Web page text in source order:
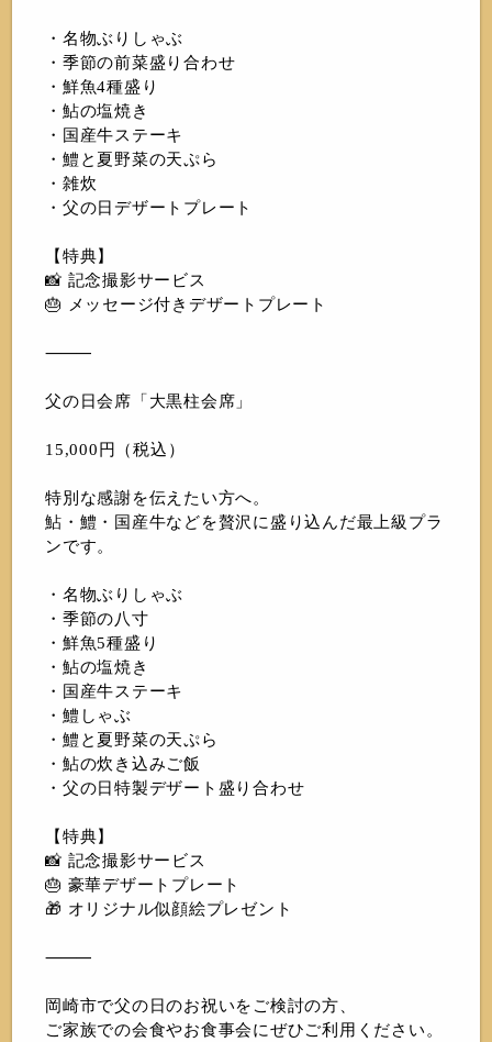
・名物ぶりしゃぶ
・季節の前菜盛り合わせ
・鮮魚4種盛り
・鮎の塩焼き
・国産牛ステーキ
・鱧と夏野菜の天ぷら
・雑炊
・父の日デザートプレート
【特典】
📸 記念撮影サービス
🎂 メッセージ付きデザートプレート
⸻
父の日会席「大黒柱会席」
15,000円（税込）
特別な感謝を伝えたい方へ。
鮎・鱧・国産牛などを贅沢に盛り込んだ最上級プラ
ンです。
・名物ぶりしゃぶ
・季節の八寸
・鮮魚5種盛り
・鮎の塩焼き
・国産牛ステーキ
・鱧しゃぶ
・鱧と夏野菜の天ぷら
・鮎の炊き込みご飯
・父の日特製デザート盛り合わせ
【特典】
📸 記念撮影サービス
🎂 豪華デザートプレート
🎁 オリジナル似顔絵プレゼント
⸻
岡崎市で父の日のお祝いをご検討の方、
ご家族での会食やお食事会にぜひご利用ください。